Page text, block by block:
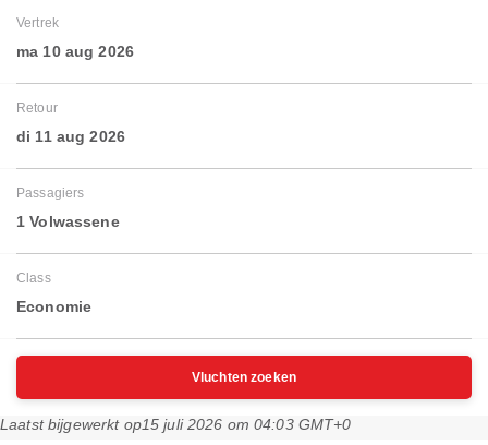
Vertrek
ma 10 aug 2026
Retour
di 11 aug 2026
Passagiers
1 Volwassene
Class
Economie
Vluchten zoeken
Laatst bijgewerkt op15 juli 2026 om 04:03 GMT+0